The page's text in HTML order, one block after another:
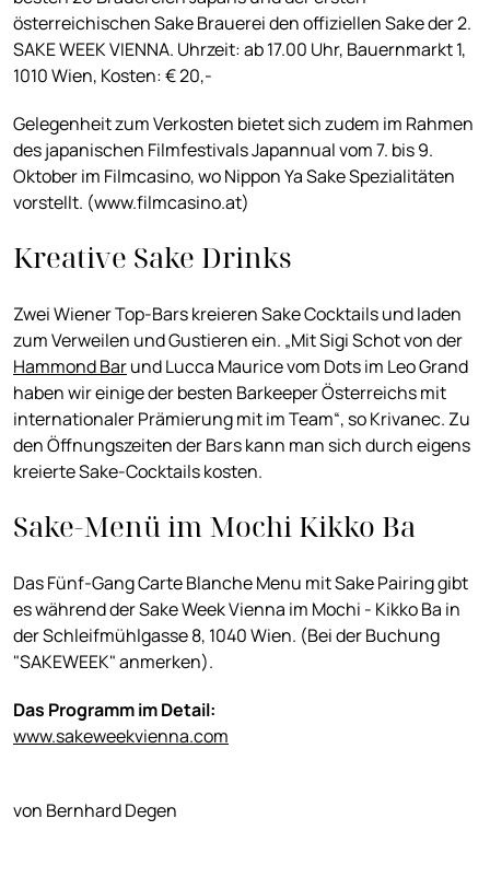
österreichischen Sake Brauerei den offiziellen Sake der 2.
SAKE WEEK VIENNA. Uhrzeit: ab 17.00 Uhr, Bauernmarkt 1,
1010 Wien, Kosten: € 20,-
Gelegenheit zum Verkosten bietet sich zudem im Rahmen
des japanischen Filmfestivals Japannual vom 7. bis 9.
Oktober im Filmcasino, wo Nippon Ya Sake Spezialitäten
vorstellt. (www.filmcasino.at)
Kreative Sake Drinks
Zwei Wiener Top-Bars kreieren Sake Cocktails und laden
zum Verweilen und Gustieren ein. „Mit Sigi Schot von der
Hammond Barund Lucca Maurice vom Dots im Leo Grand
haben wir einige der besten Barkeeper Österreichs mit
internationaler Prämierung mit im Team“, so Krivanec. Zu
den Öffnungszeiten der Bars kann man sich durch eigens
kreierte Sake-Cocktails kosten.
Sake-Menü im Mochi Kikko Ba
Das Fünf-Gang Carte Blanche Menu mit Sake Pairing gibt
es während der Sake Week Vienna im Mochi - Kikko Ba in
der Schleifmühlgasse 8, 1040 Wien. (Bei der Buchung
"SAKEWEEK" anmerken).
Das Programm im Detail:
www.sakeweekvienna.com
von Bernhard Degen